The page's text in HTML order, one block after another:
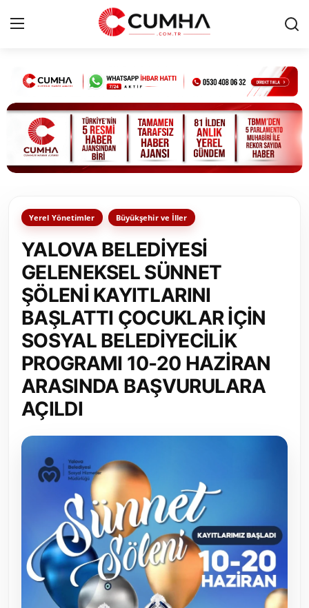
Kurumsal
Cumhurbaşkanlığı
Bakanlıklar
Siyasi Partiler
Yerel Yönetimler
Mülki İdare
Toplum ve Yaşam
Sivil Toplum Kuruluşları
Kamu Kurumları ve Üst Kurullar
Yerel Yönetimler Büyükşehir ve İller
YALOVA BELEDİYESİ
GELENEKSEL SÜNNET
ŞÖLENİ KAYITLARINI
BAŞLATTI ÇOCUKLAR İÇİN
SOSYAL BELEDİYECİLİK
PROGRAMI 10-20 HAZİRAN
ARASINDA BAŞVURULARA
AÇILDI